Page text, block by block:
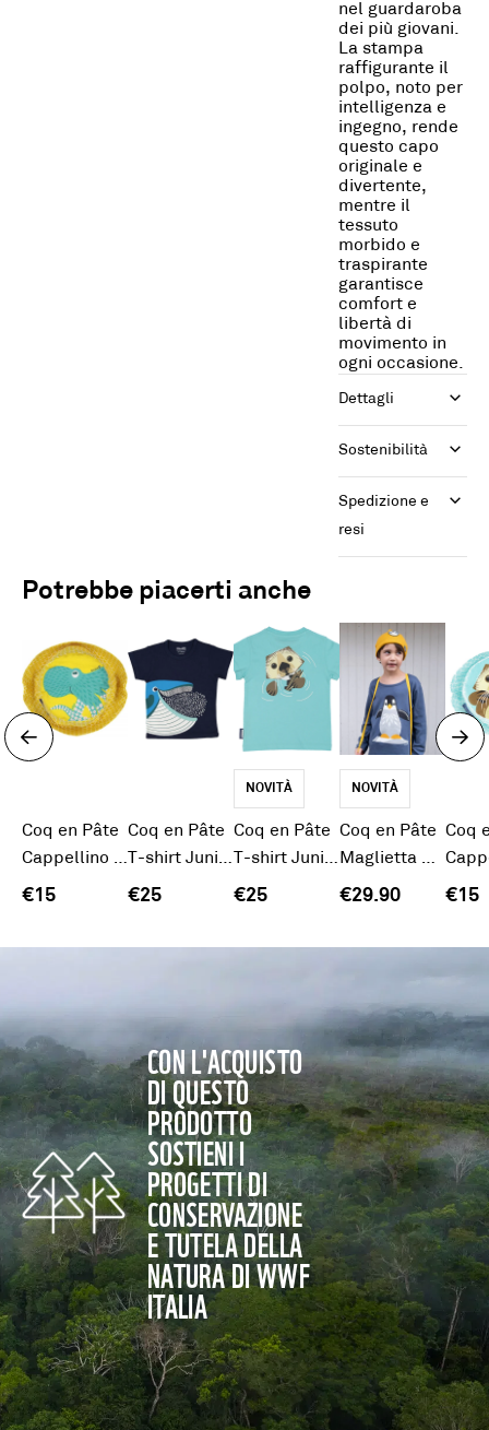
nel guardaroba
dei più giovani.
La stampa
raffigurante il
polpo, noto per
intelligenza e
ingegno, rende
questo capo
originale e
divertente,
mentre il
tessuto
morbido e
traspirante
garantisce
comfort e
libertà di
movimento in
ogni occasione.
Dettagli
Sostenibilità
Spedizione e
resi
Potrebbe piacerti anche
Coq en Pâte
Cappellino estivo Polpo
€15
Coq en Pâte
T-shirt Junior Balena
€25
NOVITÀ
Coq en Pâte
T-shirt Junior Lontra
€25
NOVITÀ
Coq en Pâte
Maglietta maniche lunghe pinguino
€29.90
Coq
€15
CON L'ACQUISTO
DI QUESTO
PRODOTTO
SOSTIENI I
PROGETTI DI
CONSERVAZIONE
E TUTELA DELLA
NATURA DI WWF
ITALIA